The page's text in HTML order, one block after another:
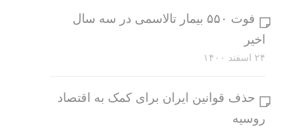
فوت ۵۵۰ بیمار تالاسمی در سه سال
اخیر
۲۴ اسفند ۱۴۰۰
حذف قوانین ایران برای کمک به اقتصاد
روسیه